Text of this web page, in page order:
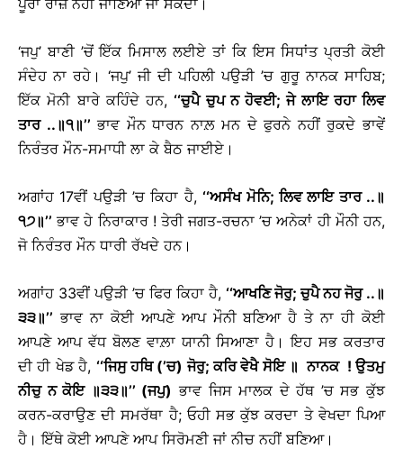
ਪੂਰਾ ਰਾਜ਼ ਨਹੀਂ ਜਾਣਿਆ ਜਾ ਸਕਦਾ।
‘ਜਪੁ’ ਬਾਣੀ ’ਚੋਂ ਇੱਕ ਮਿਸਾਲ ਲਈਏ ਤਾਂ ਕਿ ਇਸ ਸਿਧਾਂਤ ਪ੍ਰਤੀ ਕੋਈ
ਸੰਦੇਹ ਨਾ ਰਹੇ। ‘ਜਪੁ’ ਜੀ ਦੀ ਪਹਿਲੀ ਪਉੜੀ ’ਚ ਗੁਰੂ ਨਾਨਕ ਸਾਹਿਬ;
ਇੱਕ ਮੋਨੀ ਬਾਰੇ ਕਹਿੰਦੇ ਹਨ,‘‘ਚੁਪੈ ਚੁਪ ਨ ਹੋਵਈ; ਜੇ ਲਾਇ ਰਹਾ ਲਿਵ
ਤਾਰ .. ॥੧॥’’ ਭਾਵ ਮੌਨ ਧਾਰਨ ਨਾਲ਼ ਮਨ ਦੇ ਫੁਰਨੇ ਨਹੀਂ ਰੁਕਦੇ ਭਾਵੇਂ
ਨਿਰੰਤਰ ਮੌਨ-ਸਮਾਧੀ ਲਾ ਕੇ ਬੈਠ ਜਾਈਏ।
ਅਗਾਂਹ 17ਵੀਂ ਪਉੜੀ ’ਚ ਕਿਹਾ ਹੈ,‘‘ਅਸੰਖ ਮੋਨਿ; ਲਿਵ ਲਾਇ ਤਾਰ .. ॥
੧੭॥’’ ਭਾਵ ਹੇ ਨਿਰਾਕਾਰ ! ਤੇਰੀ ਜਗਤ-ਰਚਨਾ ’ਚ ਅਨੇਕਾਂ ਹੀ ਮੌਨੀ ਹਨ,
ਜੋ ਨਿਰੰਤਰ ਮੌਨ ਧਾਰੀ ਰੱਖਦੇ ਹਨ।
ਅਗਾਂਹ 33ਵੀਂ ਪਉੜੀ ’ਚ ਫਿਰ ਕਿਹਾ ਹੈ, ‘‘ਆਖਣਿ ਜੋਰੁ; ਚੁਪੈ ਨਹ ਜੋਰੁ .. ॥
੩੩॥’’ ਭਾਵ ਨਾ ਕੋਈ ਆਪਣੇ ਆਪ ਮੌਨੀ ਬਣਿਆ ਹੈ ਤੇ ਨਾ ਹੀ ਕੋਈ
ਆਪਣੇ ਆਪ ਵੱਧ ਬੋਲਣ ਵਾਲ਼ਾ ਯਾਨੀ ਸਿਆਣਾ ਹੈ। ਇਹ ਸਭ ਕਰਤਾਰ
ਦੀ ਹੀ ਖੇਡ ਹੈ, ‘‘ਜਿਸੁ ਹਥਿ (’ਚ) ਜੋਰੁ; ਕਰਿ ਵੇਖੈ ਸੋਇ ॥ ਨਾਨਕ ! ਉਤਮੁ
ਨੀਚੁ ਨ ਕੋਇ ॥੩੩॥’’ (ਜਪੁ) ਭਾਵ ਜਿਸ ਮਾਲਕ ਦੇ ਹੱਥ ’ਚ ਸਭ ਕੁੱਝ
ਕਰਨ-ਕਰਾਉਣ ਦੀ ਸਮਰੱਥਾ ਹੈ; ਓਹੀ ਸਭ ਕੁੱਝ ਕਰਦਾ ਤੇ ਵੇਖਦਾ ਪਿਆ
ਹੈ। ਇੱਥੇ ਕੋਈ ਆਪਣੇ ਆਪ ਸਿਰੋਮਣੀ ਜਾਂ ਨੀਚ ਨਹੀਂ ਬਣਿਆ।